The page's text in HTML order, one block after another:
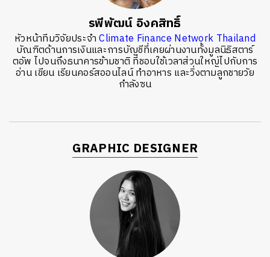
รพีพัฒน์ อิงคสิทธิ์
หัวหน้าทีมวิจัยประจำClimate Finance Network Thailand
บัณฑิตด้านการเงินและการบัญชีที่เคยผ่านงานทั้งมูลนิธิสตาร์
ตอัพ ไปจนถึงธนาคารข้ามชาติ ที่ชอบใช้เวลาส่วนใหญ่ไปกับการ
อ่าน เขียน เรียนคอร์สออนไลน์ ทำอาหาร และวิ่งตามลูกชายวัย
กำลังซน
GRAPHIC DESIGNER